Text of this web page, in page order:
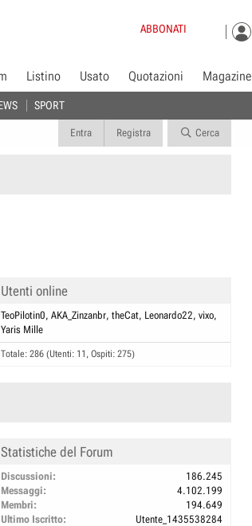
ABBONATI
SPORT
Listino Usato Quotazioni Magazine
Entra Registra Cerca
Utenti online
TeoPilotin0 AKA_Zinzanbr theCat Leonardo22 vixo
Yaris Mille
Totale: 286 (Utenti: 11, Ospiti: 275)
Statistiche del Forum
Discussioni
186.245
Messaggi
4.102.199
Membri
194.649
Ultimo Iscritto
Utente_1435538284